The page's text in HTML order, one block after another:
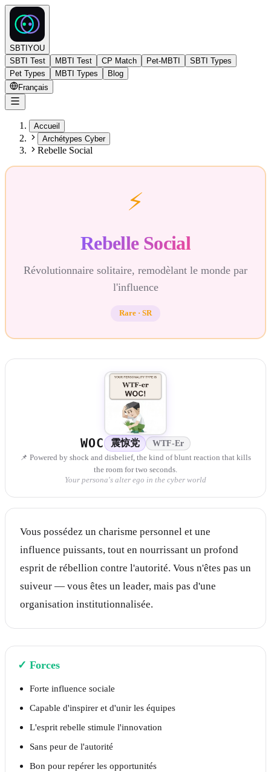
SBTIYOU
SBTI Test
MBTI Test CP Match Pet-MBTI
SBTI Types
Pet Types
MBTI Types
Blog
Français
Accueil
Archétypes Cyber
Rebelle Social
⚡
Rebelle Social
Révolutionnaire solitaire, remodèlant le monde par
l'influence
Rare · SR
WOC 震惊党 WTF-Er
📌 Powered by shock and disbelief, the kind of blunt reaction that kills
the room for two seconds.
Your persona's alter ego in the cyber world
Vous possédez un charisme personnel et une
influence puissants, tout en nourrissant un profond
esprit de rébellion contre l'autorité. Vous n'êtes pas un
suiveur — vous êtes un leader, mais pas d'une
organisation institutionnalisée.
✓ Forces
Forte influence sociale
Capable d'inspirer et d'unir les équipes
L'esprit rebelle stimule l'innovation
Sans peur de l'autorité
Bon pour repérer les opportunités